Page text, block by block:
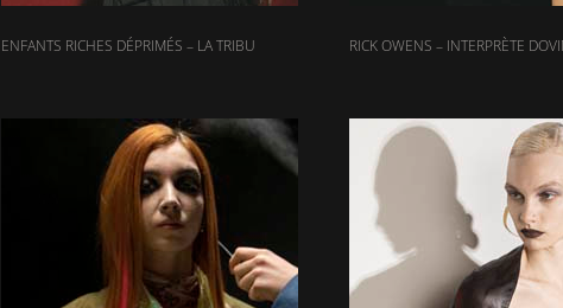
ENFANTS RICHES DÉPRIMÉS – LA TRIBU RICK OWENS – INTERPRÈTE